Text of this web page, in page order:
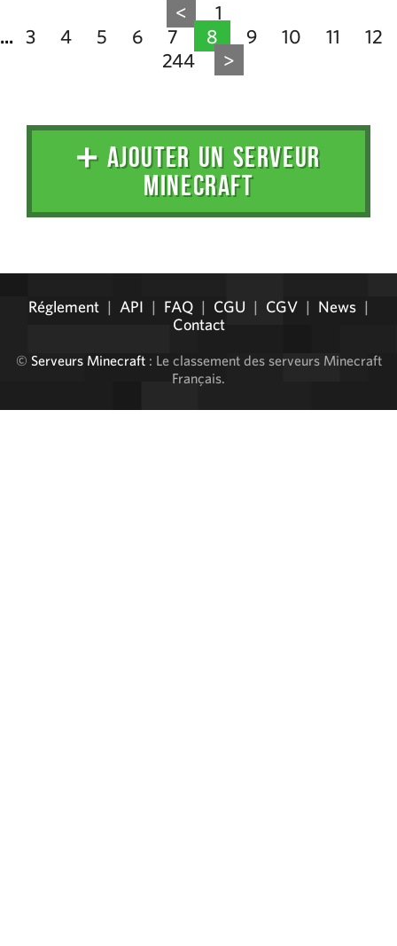
< 1
... 3 4 5 6 7 8 9 10 11
12
244
>
➕ AJOUTER UN SERVEUR
MINECRAFT
Réglement | API | FAQ | CGU | CGV | News |
Contact
© Serveurs Minecraft: Le classement des serveurs Minecraft
Français.